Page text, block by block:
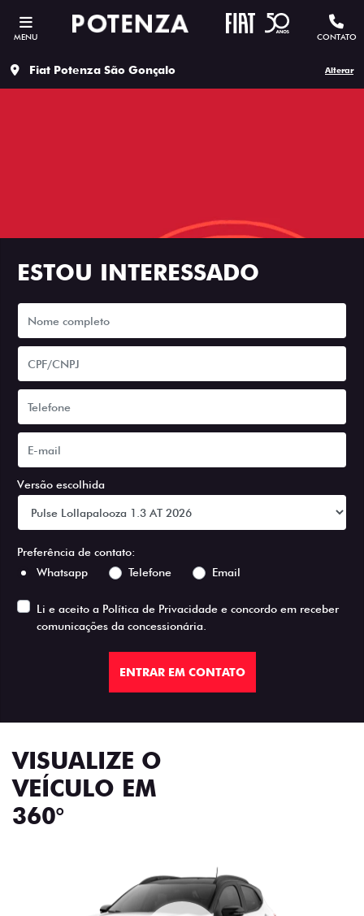
MENU CONTATO
Fiat Potenza São Gonçalo Alterar
ESTOU INTERESSADO
Versão escolhida
Preferência de contato:
Whatsapp
Telefone Email
Li e aceito a Política de Privacidade e concordo em receber
comunicações da concessionária.
ENTRAR EM CONTATO
VISUALIZE O
VEÍCULO EM
360°